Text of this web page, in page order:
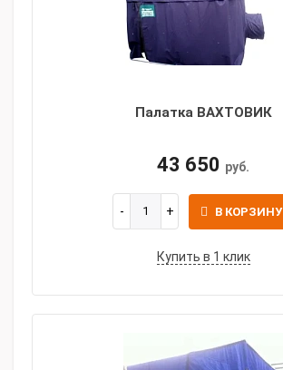
Палатка ВАХТОВИК
43 650 руб.
В КОРЗИНУ
Купить в 1 клик